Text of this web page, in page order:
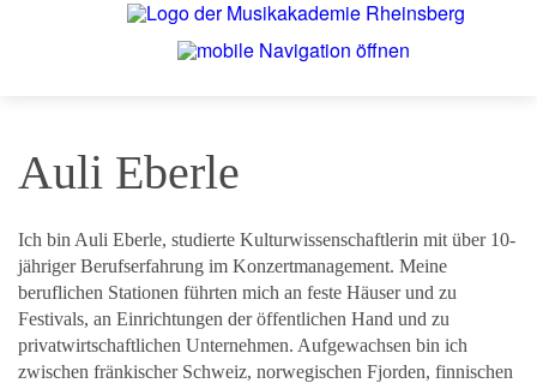
Auli Eberle
Ich bin Auli Eberle, studierte Kulturwissenschaftlerin mit über 10-
jähriger Berufserfahrung im Konzertmanagement. Meine
beruflichen Stationen führten mich an feste Häuser und zu
Festivals, an Einrichtungen der öffentlichen Hand und zu
privatwirtschaftlichen Unternehmen. Aufgewachsen bin ich
zwischen fränkischer Schweiz, norwegischen Fjorden, finnischen